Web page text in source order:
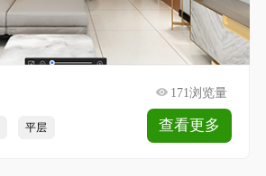
171浏览量
平层 查看更多